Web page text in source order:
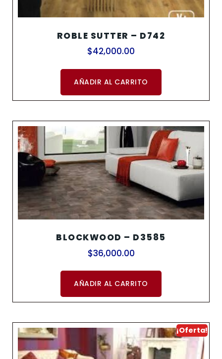
ROBLE SUTTER – D742
$42,000.00
AÑADIR AL CARRITO
BLOCKWOOD – D3585
$36,000.00
AÑADIR AL CARRITO
¡Oferta!